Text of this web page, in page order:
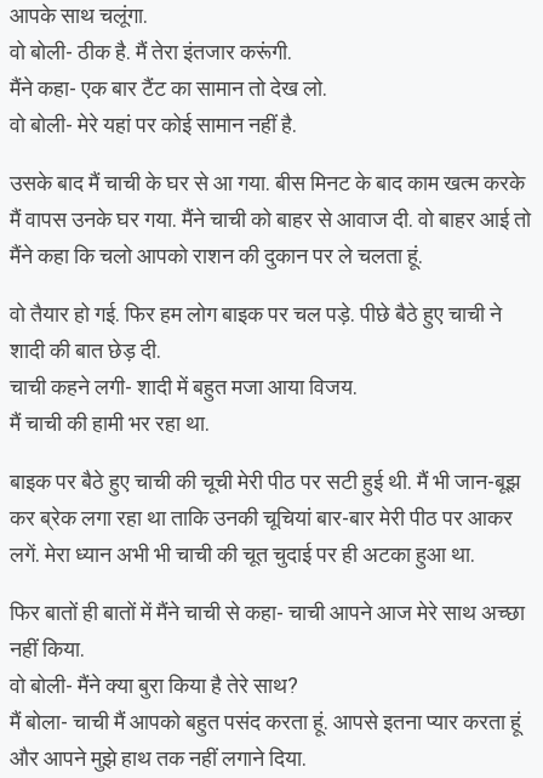
आपके साथ चलूंगा.
वो बोली- ठीक है. मैं तेरा इंतजार करूंगी.
मैंने कहा- एक बार टैंट का सामान तो देख लो.
वो बोली- मेरे यहां पर कोई सामान नहीं है.
उसके बाद मैं चाची के घर से आ गया. बीस मिनट के बाद काम खत्म करके
मैं वापस उनके घर गया. मैंने चाची को बाहर से आवाज दी. वो बाहर आई तो
मैंने कहा कि चलो आपको राशन की दुकान पर ले चलता हूं.
वो तैयार हो गई. फिर हम लोग बाइक पर चल पड़े. पीछे बैठे हुए चाची ने
शादी की बात छेड़ दी.
चाची कहने लगी- शादी में बहुत मजा आया विजय.
मैं चाची की हामी भर रहा था.
बाइक पर बैठे हुए चाची की चूची मेरी पीठ पर सटी हुई थी. मैं भी जान-बूझ
कर ब्रेक लगा रहा था ताकि उनकी चूचियां बार-बार मेरी पीठ पर आकर
लगें. मेरा ध्यान अभी भी चाची की चूत चुदाई पर ही अटका हुआ था.
फिर बातों ही बातों में मैंने चाची से कहा- चाची आपने आज मेरे साथ अच्छा
नहीं किया.
वो बोली- मैंने क्या बुरा किया है तेरे साथ?
मैं बोला- चाची मैं आपको बहुत पसंद करता हूं. आपसे इतना प्यार करता हूं
और आपने मुझे हाथ तक नहीं लगाने दिया.